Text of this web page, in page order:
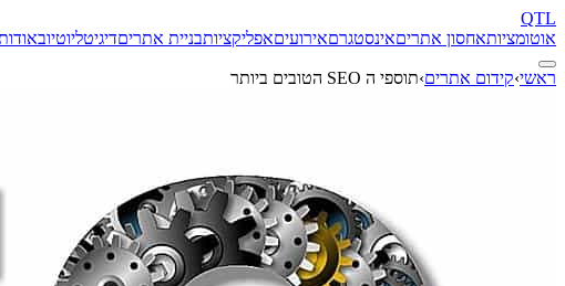
QTL
אוטומציותאחסון אתריםאינסטגרםאירועיםאפליקציותבניית אתריםדיגיטליוטיוב
ראשי›קידום אתרים›תוספי ה SEO הטובים ביותר